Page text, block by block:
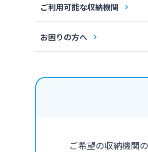
ご利用可能な収納機関
お困りの方へ
ご希望の収納機関